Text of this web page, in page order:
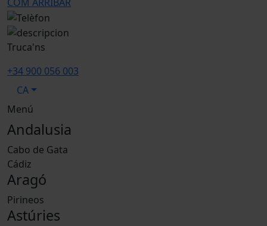
Truca'ns
+34 900 056 003
CA
Menú
Andalusia
Cabo de Gata
Cádiz
Aragó
Pirineos
Astúries